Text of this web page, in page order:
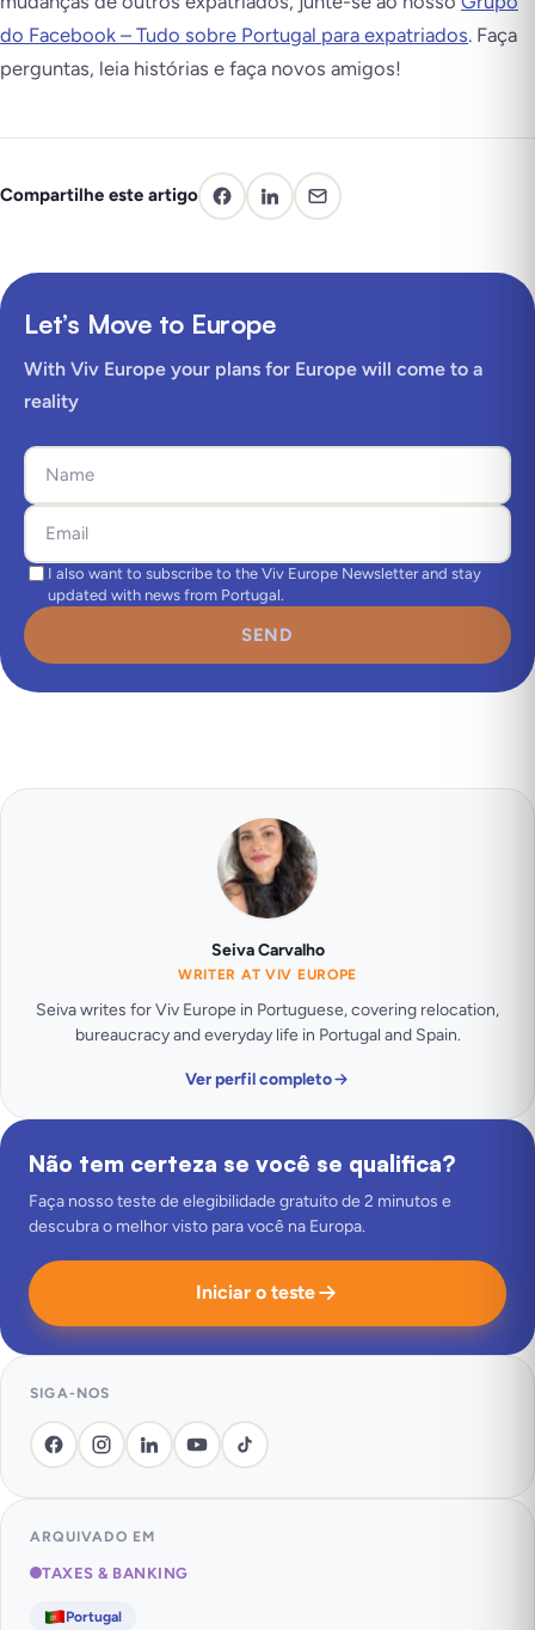
do Facebook – Tudo sobre Portugal para expatriados. Faça
perguntas, leia histórias e faça novos amigos!
Compartilhe este artigo
Let’s Move to Europe
With Viv Europe your plans for Europe will come to a
reality
I also want to subscribe to the Viv Europe Newsletter and stay
updated with news from Portugal.
SEND
Seiva Carvalho
WRITER AT VIV EUROPE
Seiva writes for Viv Europe in Portuguese, covering relocation,
bureaucracy and everyday life in Portugal and Spain.
Ver perfil completo
Não tem certeza se você se qualifica?
Faça nosso teste de elegibilidade gratuito de 2 minutos e
descubra o melhor visto para você na Europa.
Iniciar o teste
SIGA-NOS
ARQUIVADO EM
TAXES & BANKING
Portugal